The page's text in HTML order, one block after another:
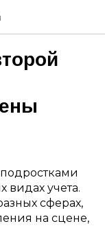
видах учета.
сферах,
на сцене,